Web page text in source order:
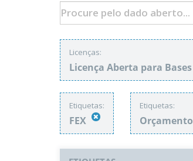
Licenças:
Licença Aberta para
Etiquetas:
FEX
Etiquetas: